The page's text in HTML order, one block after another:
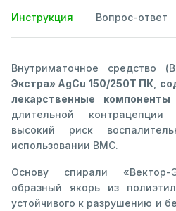
Инструкция Вопрос-ответ
Внутриматочное средство
Экстра» AgCu 150/250Т ПК
лекарственные компоненты
длительной
высокий риск
использовании ВМС.
Основу спирали
образный якорь из
устойчивого к разрушению и